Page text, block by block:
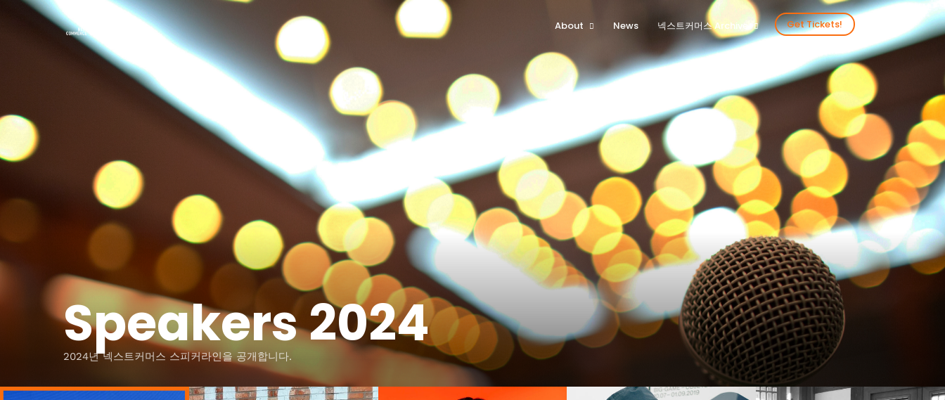
About
About The Event
Attendee
News 넥스트커머스 Archive
2024년을 함께 해 주신 분들
2024넥스트커머스 갤러리
2023년을 함께 해 주신 분들
2023넥스트커머스 갤러리
2022년을 함께 해 주신 분들
2022넥스트커머스 갤러리
2020년을 함께 해주신 분들
2020넥스트커머스 갤러리
Get Tickets!
Speakers 2024
2024년 넥스트커머스 스피커라인을 공개합니다.